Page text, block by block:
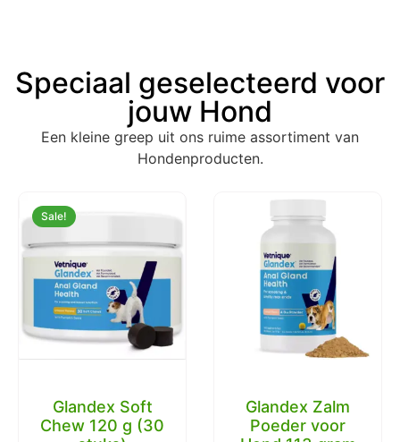
Speciaal geselecteerd voor
jouw Hond
Een kleine greep uit ons ruime assortiment van
Hondenproducten.
Sale!
Glandex Soft
Chew 120 g (30
Glandex Zalm
Poeder voor